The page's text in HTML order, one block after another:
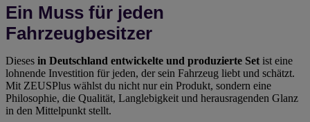
Ein Muss für jeden
Fahrzeugbesitzer
Dieses in Deutschland entwickelte und produzierte Set ist eine
lohnende Investition für jeden, der sein Fahrzeug liebt und schätzt.
Mit ZEUSPlus wählst du nicht nur ein Produkt, sondern eine
Philosophie, die Qualität, Langlebigkeit und herausragenden Glanz
in den Mittelpunkt stellt.